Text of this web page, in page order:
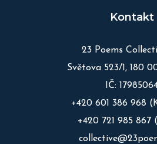
Kontakt
23 Poems
Světova 523/1, 180
IČ:
+420 601 386 968
+420 721 985 867